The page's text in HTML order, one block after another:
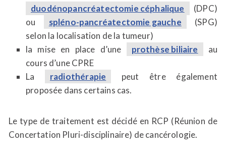
duodénopancréatectomie céphalique
(DPC)
ou
spléno-pancréatectomie gauche
(SPG)
selon la localisation de la tumeur)
la mise en place d’une
prothèse biliaire
au
cours d’une CPRE
La
radiothérapie
peut être également
proposée dans certains cas.
Le type de traitement est décidé en RCP (Réunion de
Concertation Pluri-disciplinaire) de cancérologie.